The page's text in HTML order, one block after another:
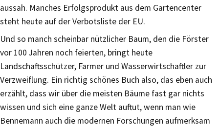
aussah. Manches Erfolgsprodukt aus dem Gartencenter
steht heute auf der Verbotsliste der EU.
Und so manch scheinbar nützlicher Baum, den die Förster
vor 100 Jahren noch feierten, bringt heute
Landschaftsschützer, Farmer und Wasserwirtschaftler zur
Verzweiflung. Ein richtig schönes Buch also, das eben auch
erzählt, dass wir über die meisten Bäume fast gar nichts
wissen und sich eine ganze Welt auftut, wenn man wie
Bennemann auch die modernen Forschungen aufmerksam